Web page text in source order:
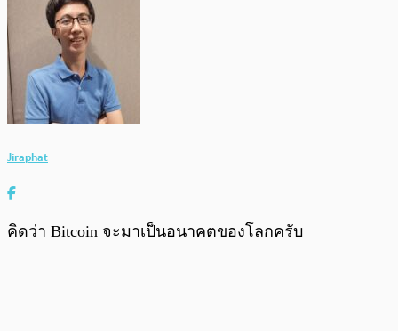
Jiraphat
คิดว่า Bitcoin จะมาเป็นอนาคตของโลกครับ